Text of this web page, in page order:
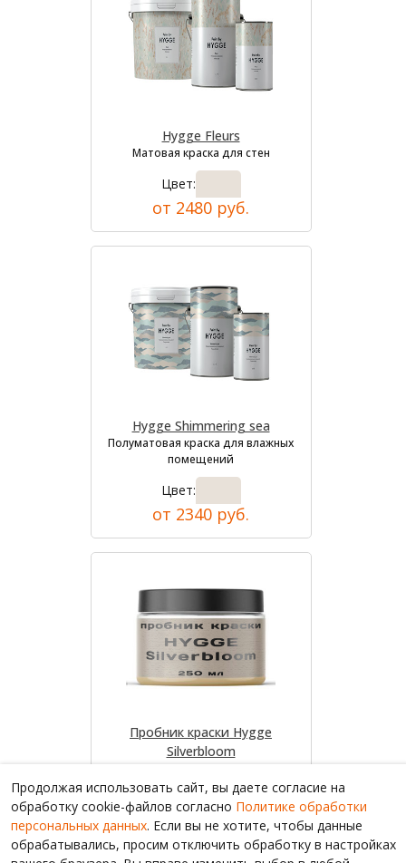
Hygge Fleurs
Матовая краска для стен
Цвет:
от 2480 руб.
Hygge Shimmering sea
Полуматовая краска для влажных
помещений
Цвет:
от 2340 руб.
Пробник краски Hygge
Silverbloom
Цвет:
от 1070 руб.
Продолжая использовать сайт, вы даете согласие на
обработку cookie-файлов согласно Политике обработки
персональных данных. Если вы не хотите, чтобы данные
обрабатывались, просим отключить обработку в настройках